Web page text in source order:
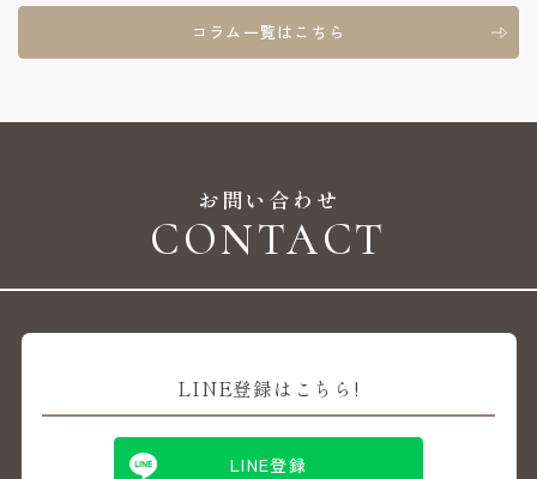
コラム一覧はこちら
お問い合わせ
LINE登録はこちら!
LINE登録